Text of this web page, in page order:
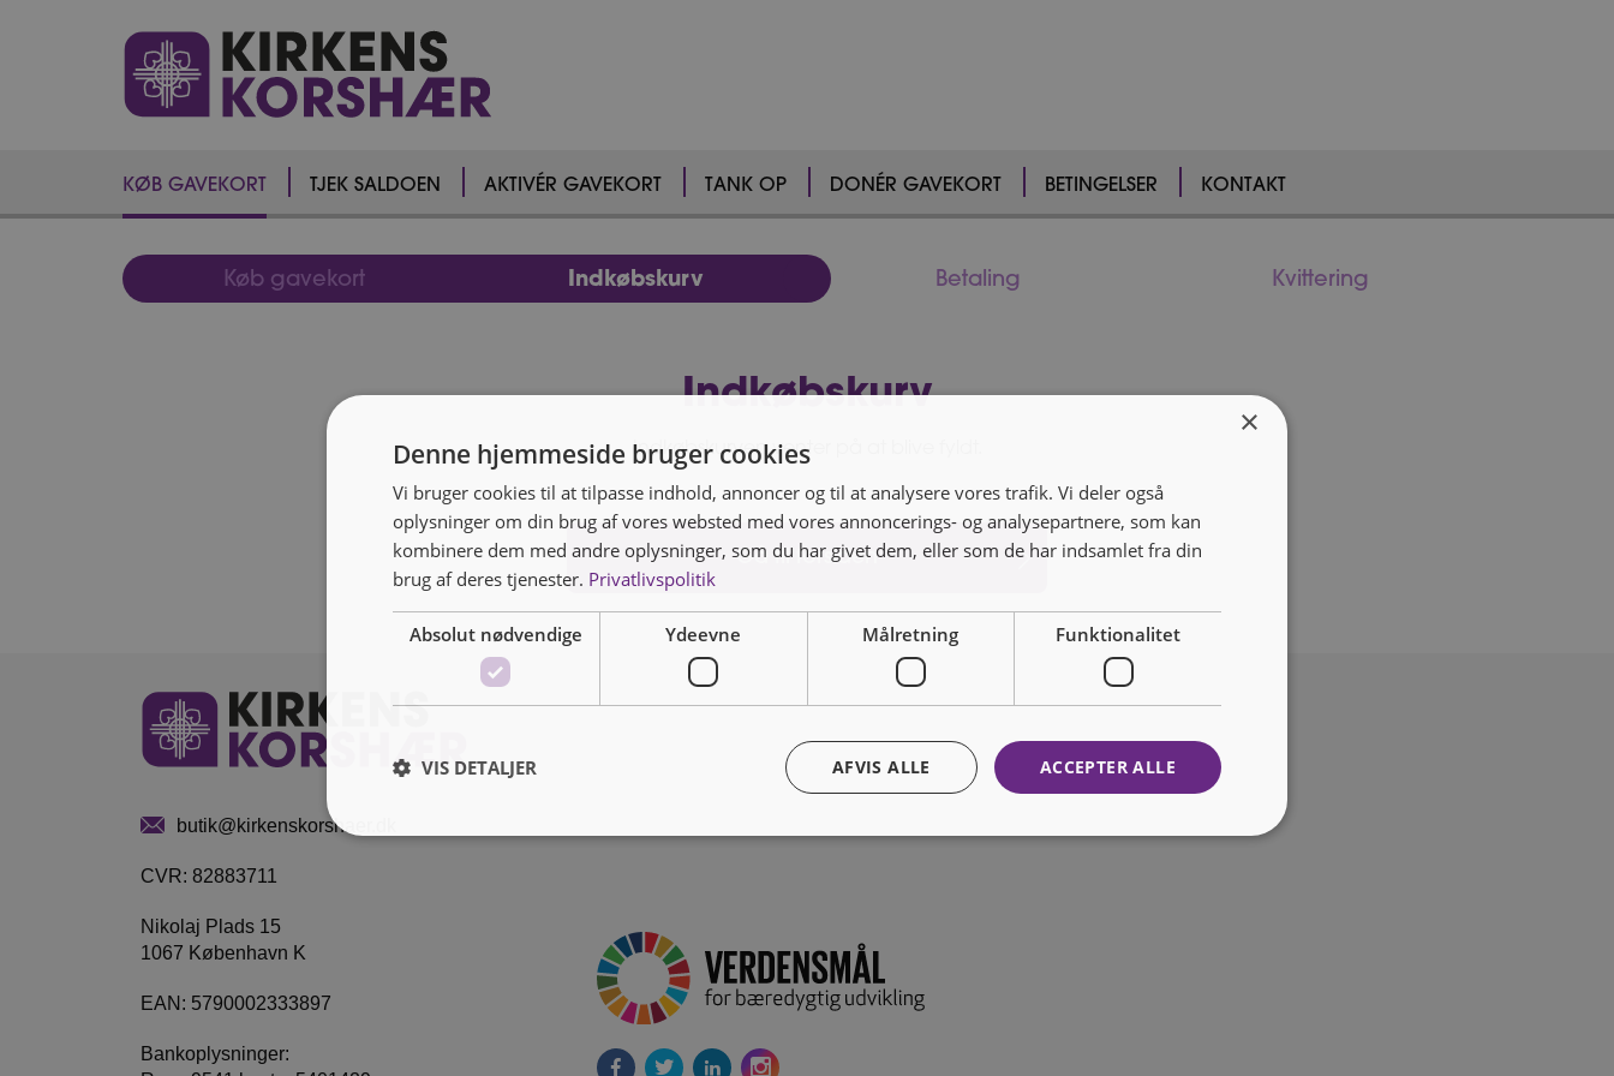
KØB GAVEKORT TJEK SALDOEN AKTIVÉR GAVEKORT TANK OP DONÉR GAVEKORT BETINGELSER KONTAKT
Køb gavekort Indkøbskurv Betaling Kvittering
Indkøbskurv
Indkøbskurven venter på at blive fyldt.
Gå til forsiden
butik@kirkenskorshaer.dk
CVR: 82883711
Nikolaj Plads 15
1067 København K
EAN: 5790002333897
Bankoplysninger:
×
Denne hjemmeside bruger cookies
Vi bruger cookies til at tilpasse indhold, annoncer og til at analysere vores trafik. Vi deler også
oplysninger om din brug af vores websted med vores annoncerings- og analysepartnere, som kan
kombinere dem med andre oplysninger, som du har givet dem, eller som de har indsamlet fra din
brug af deres tjenester. Privatlivspolitik
Absolut nødvendige Ydeevne Målretning Funktionalitet
ACCEPTER ALLE
AFVIS ALLE
VIS DETALJER